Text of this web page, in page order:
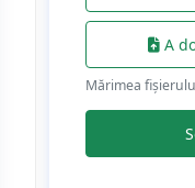
A
Mărimea